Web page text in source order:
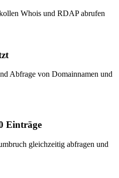
Whois und RDAP abrufen
Abfrage von Domainnamen und
Einträge
gleichzeitig abfragen und